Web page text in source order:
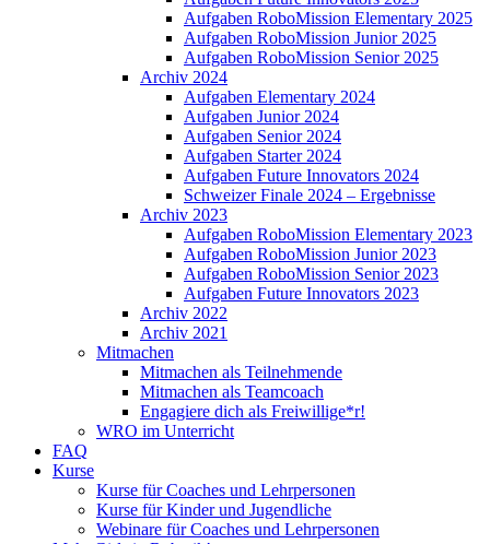
Aufgaben RoboMission Elementary 2025
Aufgaben RoboMission Junior 2025
Aufgaben RoboMission Senior 2025
Archiv 2024
Aufgaben Elementary 2024
Aufgaben Junior 2024
Aufgaben Senior 2024
Aufgaben Starter 2024
Aufgaben Future Innovators 2024
Schweizer Finale 2024 – Ergebnisse
Archiv 2023
Aufgaben RoboMission Elementary 2023
Aufgaben RoboMission Junior 2023
Aufgaben RoboMission Senior 2023
Aufgaben Future Innovators 2023
Archiv 2022
Archiv 2021
Mitmachen
Mitmachen als Teilnehmende
Mitmachen als Teamcoach
Engagiere dich als Freiwillige*r!
WRO im Unterricht
FAQ
Kurse
Kurse für Coaches und Lehrpersonen
Kurse für Kinder und Jugendliche
Webinare für Coaches und Lehrpersonen